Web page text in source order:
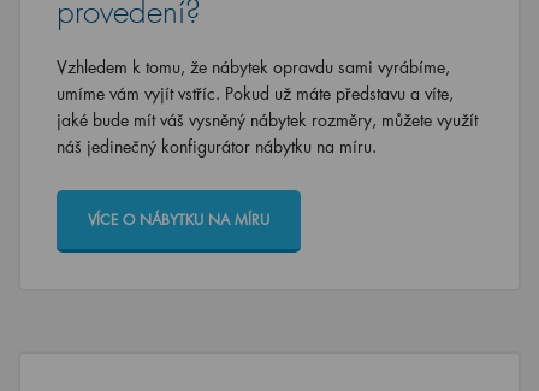
provedení?
Vzhledem k tomu, že nábytek opravdu sami vyrábíme,
umíme vám vyjít vstříc. Pokud už máte představu a víte,
jaké bude mít váš vysněný nábytek rozměry, můžete využít
náš jedinečný konfigurátor nábytku na míru.
VÍCE O NÁBYTKU NA MÍRU